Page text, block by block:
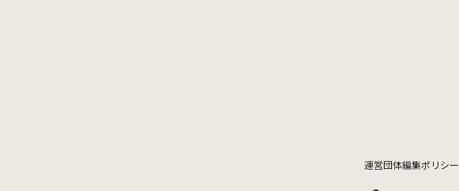
運営団体編集ポリシー